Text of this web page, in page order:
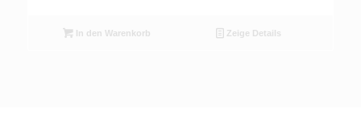
In den Warenkorb Zeige Details